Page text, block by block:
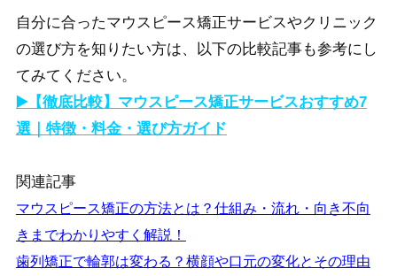
自分に合ったマウスピース矯正サービスやクリニック
の選び方を知りたい方は、以下の比較記事も参考にし
てみてください。
▶️【徹底比較】マウスピース矯正サービスおすすめ7
選｜特徴・料金・選び方ガイド
関連記事
マウスピース矯正の方法とは？仕組み・流れ・向き不向
きまでわかりやすく解説！
歯列矯正で輪郭は変わる？横顔や口元の変化とその理由